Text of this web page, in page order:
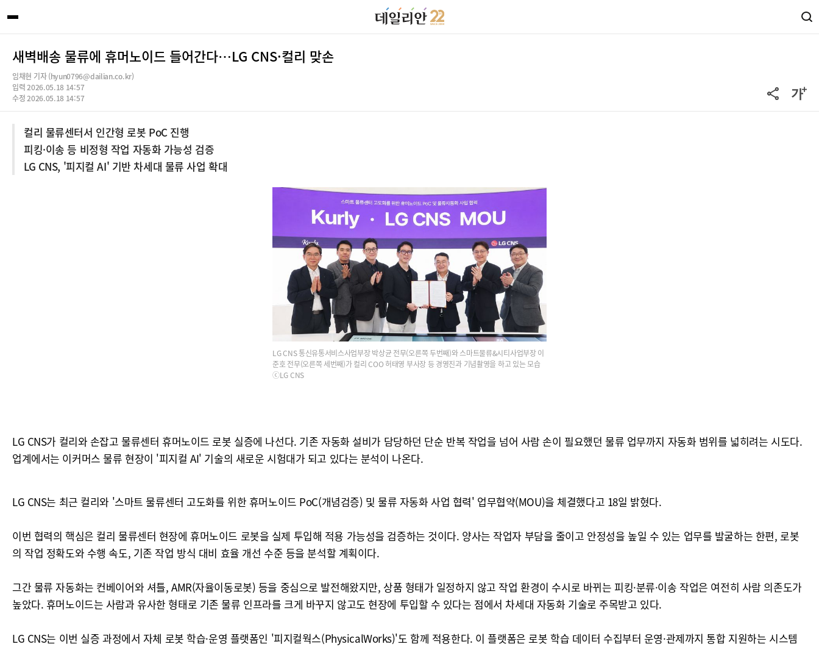
새벽배송 물류에 휴머노이드 들어간다…LG CNS·컬리 맞손
임채현 기자 (hyun0796@dailian.co.kr)
입력 2026.05.18 14:57
수정 2026.05.18 14:57
컬리 물류센터서 인간형 로봇 PoC 진행
피킹·이송 등 비정형 작업 자동화 가능성 검증
LG CNS, '피지컬 AI' 기반 차세대 물류 사업 확대
LG CNS 통신유통서비스사업부장 박상균 전무(오른쪽 두번째)와 스마트물류&시티사업부장 이
준호 전무(오른쪽 세번째)가 컬리 COO 허태영 부사장 등 경영진과 기념촬영을 하고 있는 모습
ⓒLG CNS
LG CNS가 컬리와 손잡고 물류센터 휴머노이드 로봇 실증에 나선다. 기존 자동화 설비가 담당하던 단순 반복 작업을 넘어 사람 손이 필요했던 물류 업무까지 자동화 범위를 넓히려는 시도다.
업계에서는 이커머스 물류 현장이 '피지컬 AI' 기술의 새로운 시험대가 되고 있다는 분석이 나온다.
LG CNS는 최근 컬리와 '스마트 물류센터 고도화를 위한 휴머노이드 PoC(개념검증) 및 물류 자동화 사업 협력' 업무협약(MOU)을 체결했다고 18일 밝혔다.
이번 협력의 핵심은 컬리 물류센터 현장에 휴머노이드 로봇을 실제 투입해 적용 가능성을 검증하는 것이다. 양사는 작업자 부담을 줄이고 안정성을 높일 수 있는 업무를 발굴하는 한편, 로봇
의 작업 정확도와 수행 속도, 기존 작업 방식 대비 효율 개선 수준 등을 분석할 계획이다.
그간 물류 자동화는 컨베이어와 셔틀, AMR(자율이동로봇) 등을 중심으로 발전해왔지만, 상품 형태가 일정하지 않고 작업 환경이 수시로 바뀌는 피킹·분류·이송 작업은 여전히 사람 의존도가
높았다. 휴머노이드는 사람과 유사한 형태로 기존 물류 인프라를 크게 바꾸지 않고도 현장에 투입할 수 있다는 점에서 차세대 자동화 기술로 주목받고 있다.
LG CNS는 이번 실증 과정에서 자체 로봇 학습·운영 플랫폼인 '피지컬웍스(PhysicalWorks)'도 함께 적용한다. 이 플랫폼은 로봇 학습 데이터 수집부터 운영·관제까지 통합 지원하는 시스템